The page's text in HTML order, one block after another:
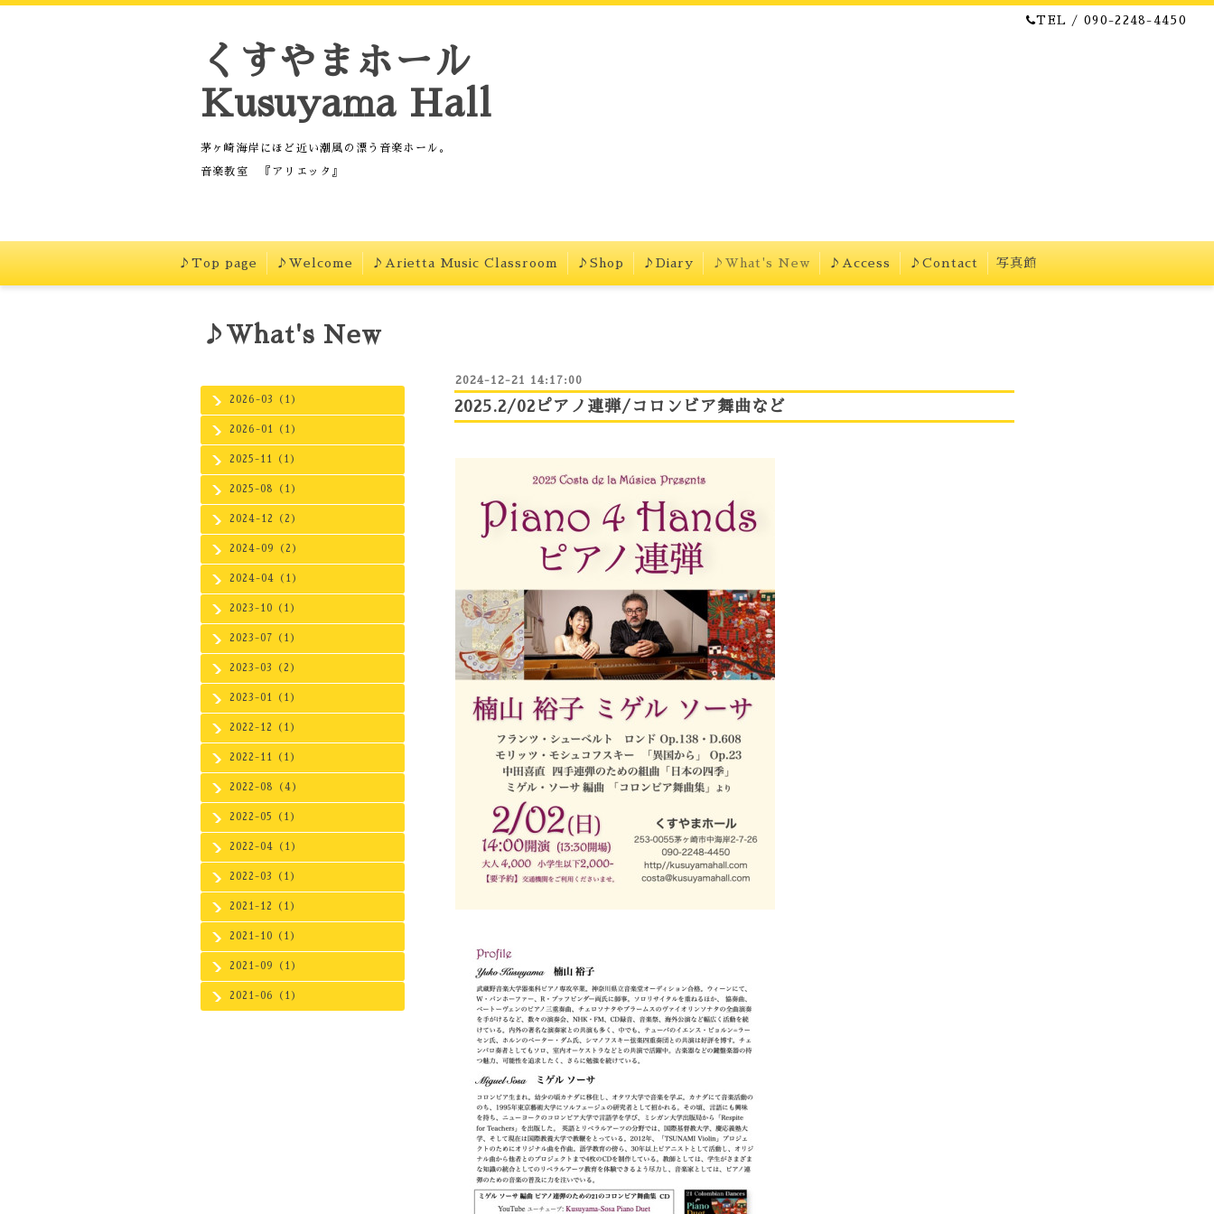
TEL / 090-2248-4450
くすやまホール
Kusuyama Hall
茅ヶ崎海岸にほど近い潮風の漂う音楽ホール。
音楽教室 『アリエッタ』
♪Top page ♪Welcome ♪Arietta Music Classroom ♪Shop ♪Diary ♪What's New ♪Access ♪Contact 写真館
2026-03（1）
2026-01（1）
2025-11（1）
2025-08（1）
2024-12（2）
2024-09（2）
2024-04（1）
2023-10（1）
2023-07（1）
2023-03（2）
2023-01（1）
2022-12（1）
2022-11（1）
2022-08（4）
2022-05（1）
2022-04（1）
2022-03（1）
2021-12（1）
2021-10（1）
2021-09（1）
2021-06（1）
♪What's New
2024-12-21 14:17:00
2025.2/02ピアノ連弾/コロンビア舞曲など